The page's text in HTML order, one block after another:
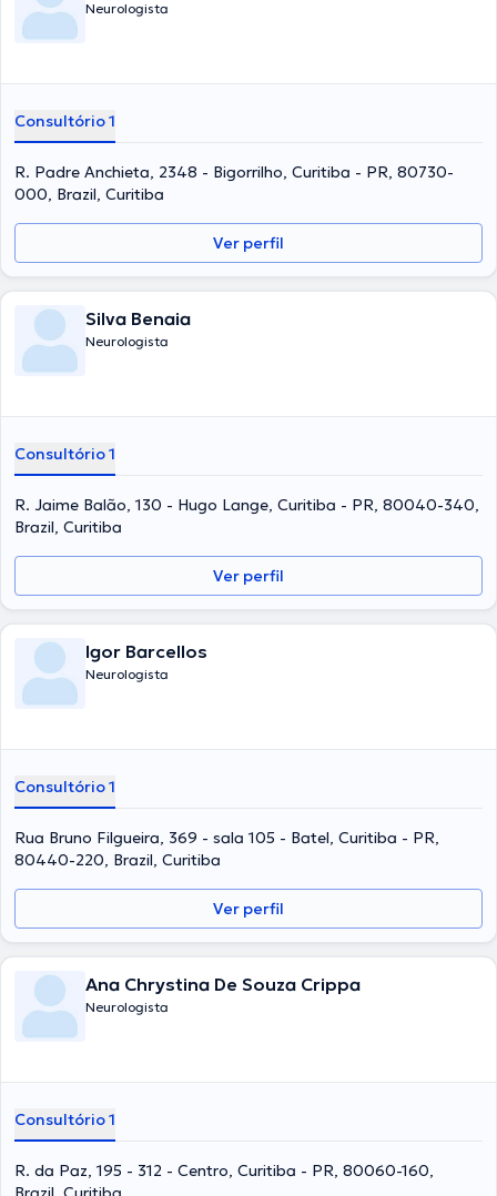
Neurologista
Consultório 1
R. Padre Anchieta, 2348 - Bigorrilho, Curitiba - PR, 80730-
000, Brazil, Curitiba
Ver perfil
Silva Benaia
Neurologista
Consultório 1
R. Jaime Balão, 130 - Hugo Lange, Curitiba - PR, 80040-340,
Brazil, Curitiba
Ver perfil
Igor Barcellos
Neurologista
Consultório 1
Rua Bruno Filgueira, 369 - sala 105 - Batel, Curitiba - PR,
80440-220, Brazil, Curitiba
Ver perfil
Ana Chrystina De Souza Crippa
Neurologista
Consultório 1
R. da Paz, 195 - 312 - Centro, Curitiba - PR, 80060-160,